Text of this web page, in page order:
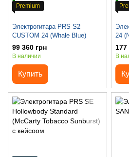
Premium
Электрогитара PRS S2
CUSTOM 24 (Whale Blue)
99 360 грн
В наличии
Купить
24
177
В